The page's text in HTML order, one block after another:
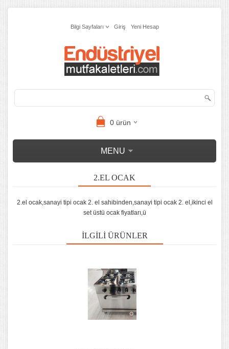
Bilgi Sayfaları Giriş Yeni Hesap
0ürün
MENU
2.EL OCAK
2.el ocak,sanayi tipi ocak 2. el sahibinden,sanayi tipi ocak 2. el,ikinci el
set üstü ocak fiyatları,ü
İLGILI ÜRÜNLER